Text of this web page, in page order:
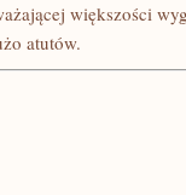
większości
atutów.